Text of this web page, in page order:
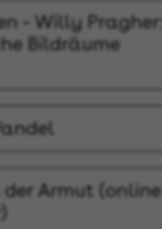
– Willy Pragher:
Bildräume
der Armut (online